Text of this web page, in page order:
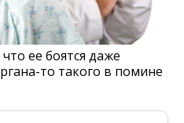
ее боятся даже
то такого в помине